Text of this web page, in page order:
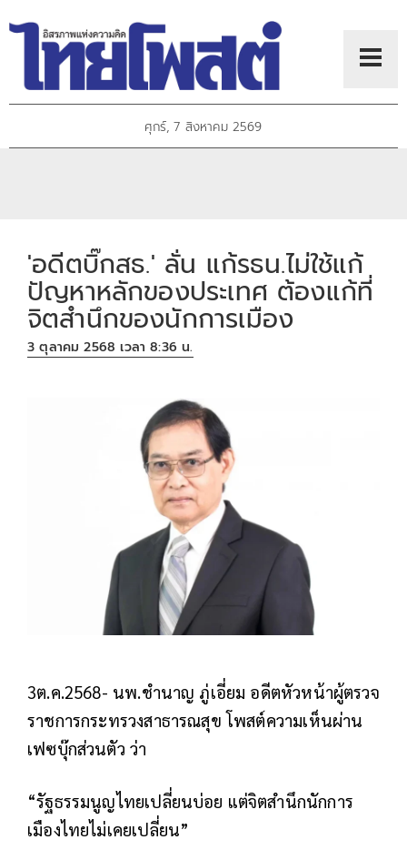
ศุกร์, 7 สิงหาคม 2569
'อดีตบิ๊กสธ.' ลั่น แก้รธน.ไม่ใช้แก้
ปัญหาหลักของประเทศ ต้องแก้ที่
จิตสำนึกของนักการเมือง
3 ตุลาคม 2568 เวลา 8:36 น.
3ต.ค.2568- นพ.ชำนาญ ภู่เอี่ยม อดีตหัวหน้าผู้ตรวจ
ราชการกระทรวงสาธารณสุข โพสต์ความเห็นผ่าน
เฟซบุ๊กส่วนตัว ว่า
“รัฐธรรมนูญไทยเปลี่ยนบ่อย แต่จิตสำนึกนักการ
เมืองไทยไม่เคยเปลี่ยน”